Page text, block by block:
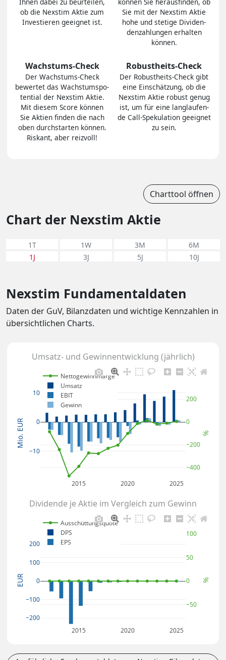
ob die Nexstim Aktie zum
In­ves­tie­ren geeig­net ist.
Sie mit der Nexstim Aktie
hohe und stetige Divi­den­
den­zah­lungen er­hal­ten
können.
Wachstums-Check
Der Wachs­tums-Check
bewertet das Wachs­tums­po­
ten­tial der Nexstim Aktie.
Mit diesem Score können
Sie Aktien finden die nach
oben durch­star­ten können.
Riskant, aber reiz­voll!
Robustheits-Check
Der Robust­heits-Check gibt
eine Ein­schät­zung, ob die
Nexstim Aktie robust genug
ist, um für eine lang­lau­fen­
de Call-Spe­ku­la­tion ge­eig­net
zu sein.
Chart der Nexstim Aktie
Charttool öffnen
1T 1W 3M
6M
1J
3J 5J 10J
Nexstim Fundamentaldaten
Daten der GuV, Bilanzdaten und wichtige Kennzahlen in
übersichtlichen Charts.
Umsatz- und Gewinnentwicklung (jährlich)
2015 2020 2025
−10
0
10
−400
−200
0
200
Nettogewinnmarge
Umsatz
EBIT
Gewinn
Mio. EUR %
Dividende je Aktie im Vergleich zum Gewinn
2015 2020 2025
−200
−100
0
100
200
−50
0
50
100
Ausschüttungsquote
DPS
EPS
EUR %